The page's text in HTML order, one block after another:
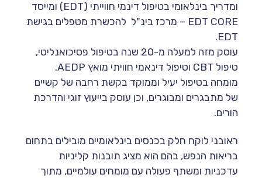
ומדריך בינלאומי בטיפול דינמי חווייתי (EDT) ומייסד
EDT CORE – מרכז בינ"ל להכשרת מטפלים בגישת
EDT.
עוסק מזה למעלה מ-20 שנה בטיפול פסיכואנליטי,
טיפול CBT וטיפול דינאמי חוויתי מואץ AEDP.
מומחה בטיפול יעיל וממוקד בקשת רחבה של קשיים
של מתבגרים ומבוגרים, וכן עוסק בייעוץ זוגי והדרכת
הורים.
ראובני לוקח חלק בכנסים בינלאומיים מובילים בתחום
בריאות הנפש, בהם הוא מציג תובנות קליניות
עדכניות ומשתף פעולה עם מומחים עולמיים, מתוך